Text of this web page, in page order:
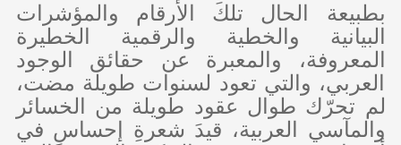
بطبيعة الحال تلكَ الأرقام والمؤشرات
البيانية والخطية والرقمية الخطيرة
المعروفة، والمعبرة عن حقائق الوجود
العربي، والتي تعود لسنوات طويلة مضت،
لم تحرّك طوال عقود طويلة من الخسائر
والمآسي العربية، قيدَ شعرةِ إحساسٍ في